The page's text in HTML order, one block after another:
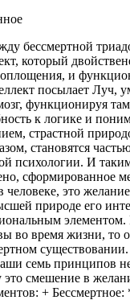
бессмертной
который
и
посылает Луч,
функционируя
к логике и
страстной
становятся
психологии. И
сформированное
это
природе его
элементом.
во время жизни, то
семь принципов
это смешение в
+ Бессмертное: